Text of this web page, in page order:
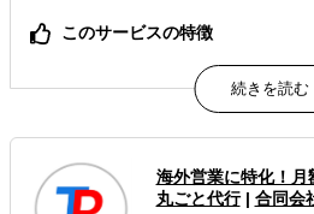
このサービスの特徴
1ヶ月・全3回で“動ける進出計画
マップまで整理）
商社×マーケ視点で設計（商流・
価値訴求まで一体化）
務まで同チームが継続支援）
海外営業に特化！
丸ごと代行| 合同会